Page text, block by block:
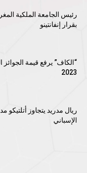
رئيس الجامعة الملكية
بقرار إنفانتينو
“الكاف” يرفع قيمة الجوائز
2023
ريال مدريد يتجاوز أتلتيكو
الإسباني